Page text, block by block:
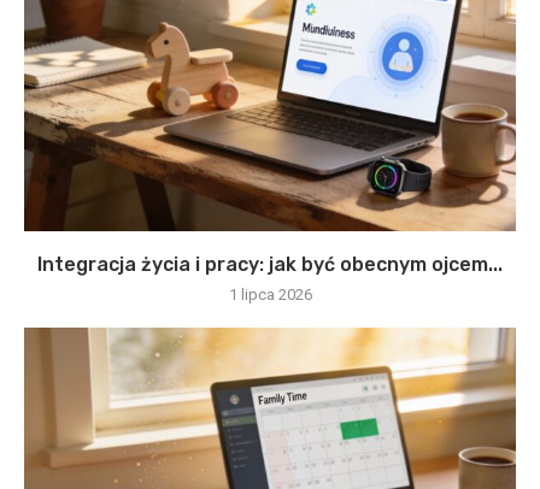
Integracja życia i pracy: jak być obecnym ojcem...
1 lipca 2026